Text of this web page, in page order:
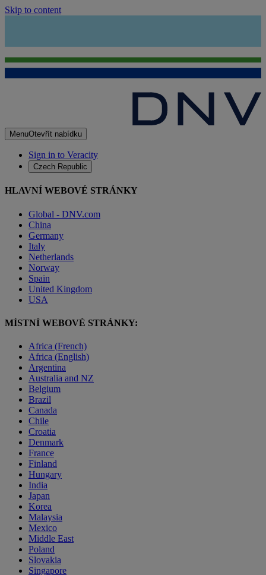
Skip to content
MenuOtevřít nabídku
Sign in to Veracity
Czech Republic
HLAVNÍ WEBOVÉ STRÁNKY
Global - DNV.com
China
Germany
Italy
Netherlands
Norway
Spain
United Kingdom
USA
MÍSTNÍ WEBOVÉ STRÁNKY:
Africa (French)
Africa (English)
Argentina
Australia and NZ
Belgium
Brazil
Canada
Chile
Croatia
Denmark
France
Finland
Hungary
India
Japan
Korea
Malaysia
Mexico
Middle East
Poland
Slovakia
Singapore